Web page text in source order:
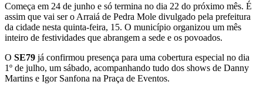
Começa em 24 de junho e só termina no dia 22 do próximo mês. É
assim que vai ser o Arraiá de Pedra Mole divulgado pela prefeitura
da cidade nesta quinta-feira, 15. O município organizou um mês
inteiro de festividades que abrangem a sede e os povoados.
O SE79 já confirmou presença para uma cobertura especial no dia
1º de julho, um sábado, acompanhando tudo dos shows de Danny
Martins e Igor Sanfona na Praça de Eventos.